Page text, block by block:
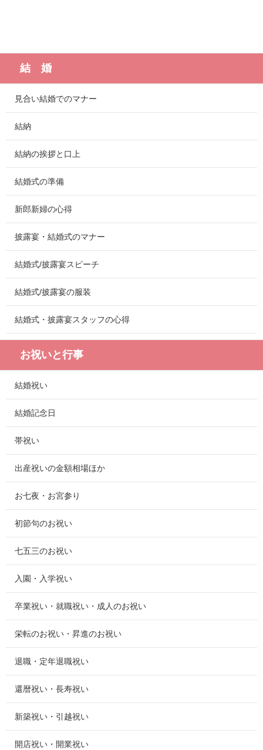
結 婚
見合い結婚でのマナー
結納
結納の挨拶と口上
結婚式の準備
新郎新婦の心得
披露宴・結婚式のマナー
結婚式/披露宴スピーチ
結婚式/披露宴の服装
結婚式・披露宴スタッフの心得
お祝いと行事
結婚祝い
結婚記念日
帯祝い
出産祝いの金額相場ほか
お七夜・お宮参り
初節句のお祝い
七五三のお祝い
入園・入学祝い
卒業祝い・就職祝い・成人のお祝い
栄転のお祝い・昇進のお祝い
退職・定年退職祝い
還暦祝い・長寿祝い
新築祝い・引越祝い
開店祝い・開業祝い